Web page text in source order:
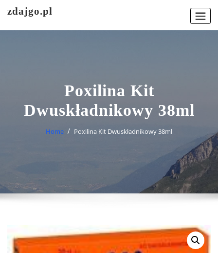
zdajgo.pl
Poxilina Kit
Dwuskładnikowy 38ml
Home Poxilina Kit Dwuskładnikowy 38ml